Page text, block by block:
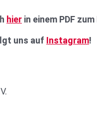
hier in einem PDF
uns auf Instagram!